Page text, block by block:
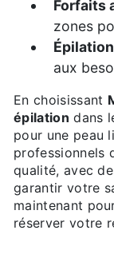
Forfaits
zones
aux
En choisissant
épilation dans
pour une peau
professionnels
qualité, avec
garantir votre
maintenant
réserver votre